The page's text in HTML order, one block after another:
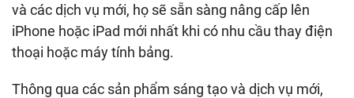
và các dịch vụ mới, họ sẽ sẵn sàng nâng cấp lên
iPhone hoặc iPad mới nhất khi có nhu cầu thay điện
thoại hoặc máy tính bảng.
Thông qua các sản phẩm sáng tạo và dịch vụ mới,